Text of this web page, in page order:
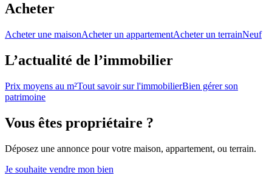
Acheter
Acheter une maisonAcheter un appartementAcheter un terrainNeuf
L’actualité de l’immobilier
Prix moyens au m²Tout savoir sur l'immobilierBien gérer son
patrimoine
Vous êtes propriétaire ?
Déposez une annonce pour votre maison, appartement, ou terrain.
Je souhaite vendre mon bien